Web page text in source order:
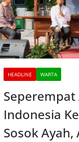
HEADLINE WARTA
Seperempat
Indonesia
Sosok Ayah,